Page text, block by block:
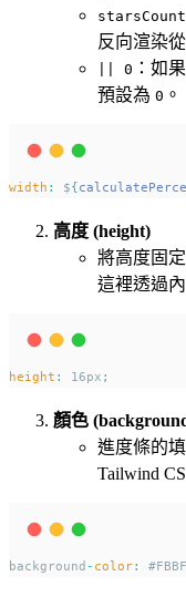
反向渲染從
|| 0 ：如果
預設為 0 。
width : ${
高度 (height)
將高度固
這裡透過
height : 16px ;
顏色
進度條的
Tailwind
background - color: